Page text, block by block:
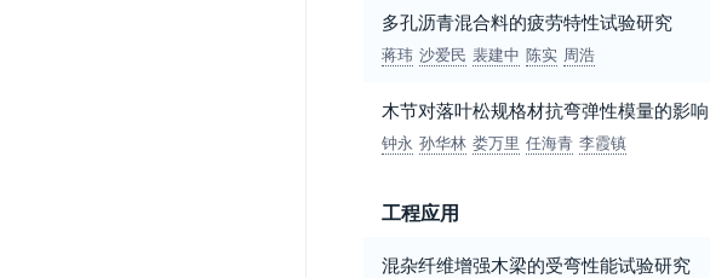
多孔沥青混合料的疲劳特性试验研究
蒋玮 沙爱民 裴建中 陈实 周浩
木节对落叶松规格材抗弯弹性模量的影响
钟永 孙华林 娄万里 任海青 李霞镇
工程应用
混杂纤维增强木梁的受弯性能试验研究